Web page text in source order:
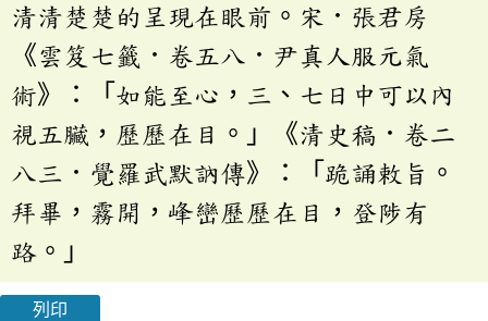
清清楚楚的呈現在眼前。宋．張君房
《雲笈七籤．卷五八．尹真人服元氣
術》：「如能至心，三、七日中可以內
視五臟，歷歷在目。」《清史稿．卷二
八三．覺羅武默訥傳》：「跪誦敕旨。
拜畢，霧開，峰巒歷歷在目，登陟有
路。」
列印